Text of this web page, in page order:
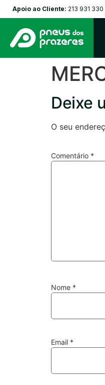
Apoio ao Cliente: 213 931 330
Deixe
O seu
Comentário *
Nome *
Email *